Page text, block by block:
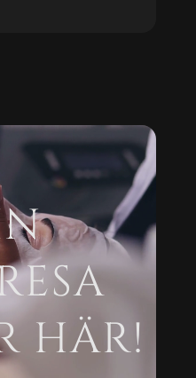
HÄR!